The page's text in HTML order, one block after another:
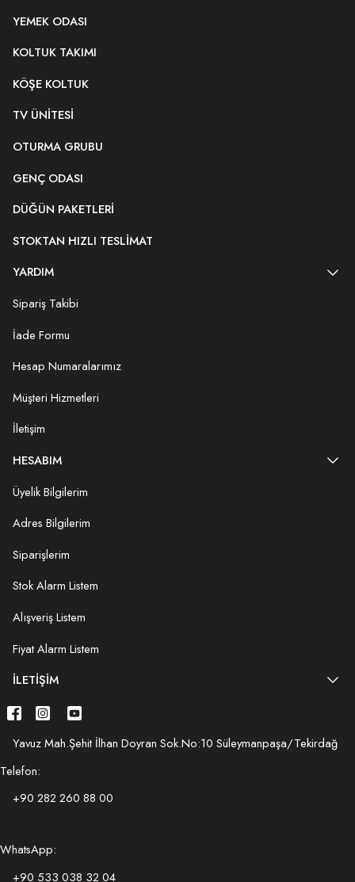
YEMEK ODASI
KOLTUK TAKIMI
KÖŞE KOLTUK
TV ÜNITESI
OTURMA GRUBU
GENÇ ODASI
DÜĞÜN PAKETLERI
STOKTAN HIZLI TESLIMAT
YARDIM
Sipariş Takibi
İade Formu
Hesap Numaralarımız
Müşteri Hizmetleri
İletişim
HESABIM
Üyelik Bilgilerim
Adres Bilgilerim
Siparişlerim
Stok Alarm Listem
Alışveriş Listem
Fiyat Alarm Listem
İLETIŞIM
Yavuz Mah.Şehit İlhan Doyran Sok.No:10 Süleymanpaşa/Tekirdağ
Telefon:
+90 282 260 88 00
WhatsApp:
+90 533 038 32 04